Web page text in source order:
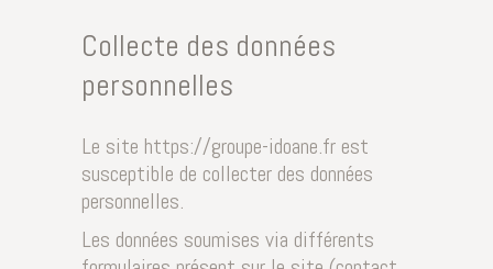
Collecte des données
personnelles
Le site https://groupe-idoane.fr est
susceptible de collecter des données
personnelles.
Les données soumises via différents